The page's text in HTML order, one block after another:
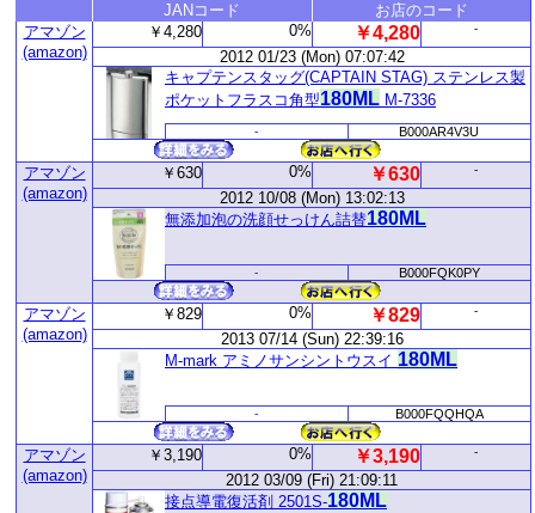
JANコード
お店のコード
アマゾン
(amazon)
￥4,280 0% ￥4,280 -
2012 01/23 (Mon) 07:07:42
キャプテンスタッグ(CAPTAIN STAG) ステンレス製
ポケットフラスコ角型180ML M-7336
- B000AR4V3U
アマゾン
(amazon)
￥630 0% ￥630 -
2012 10/08 (Mon) 13:02:13
無添加泡の洗顔せっけん詰替180ML
- B000FQK0PY
アマゾン
(amazon)
￥829 0% ￥829 -
2013 07/14 (Sun) 22:39:16
M-mark アミノサンシントウスイ 180ML
- B000FQQHQA
アマゾン
(amazon)
￥3,190 0% ￥3,190 -
2012 03/09 (Fri) 21:09:11
接点導電復活剤 2501S-180ML